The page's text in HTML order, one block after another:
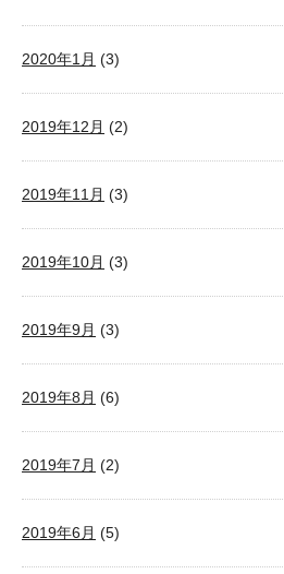
2020年1月 (3)
2019年12月 (2)
2019年11月 (3)
2019年10月 (3)
2019年9月 (3)
2019年8月 (6)
2019年7月 (2)
2019年6月 (5)